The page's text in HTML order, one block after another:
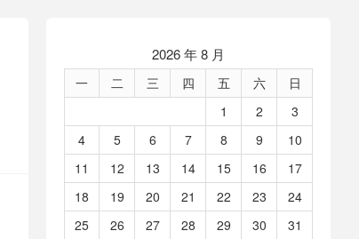
2026 年 8 月
一 二 三 四 五 六
日
1
2
3
4
5 6 7 8 9
10
11
12 13 14 15 16
17
18
19 20 21 22 23
24
25
26 27 28 29 30
31